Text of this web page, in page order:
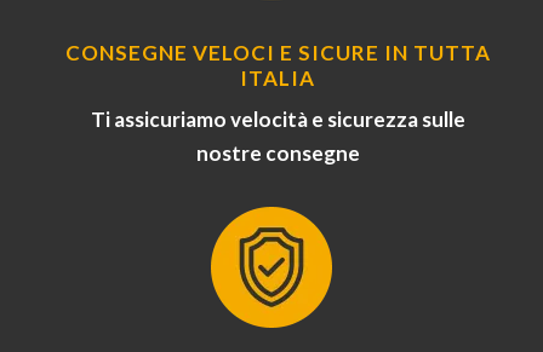
CONSEGNE VELOCI E SICURE IN TUTTA
ITALIA
Ti assicuriamo velocità e sicurezza sulle
nostre consegne